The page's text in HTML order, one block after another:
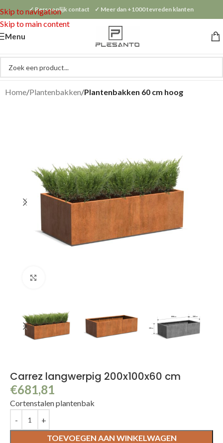
Skip to navigation
Skip to main content
✓ Persoonlijk contact ✓ Meer dan +1000 tevreden klanten
Menu
Home Plantenbakken Plantenbakken 60 cm hoog
Carrez langwerpig 200x100x60 cm
€681,81
Cortenstalen plantenbak
TOEVOEGEN AAN WINKELWAGEN